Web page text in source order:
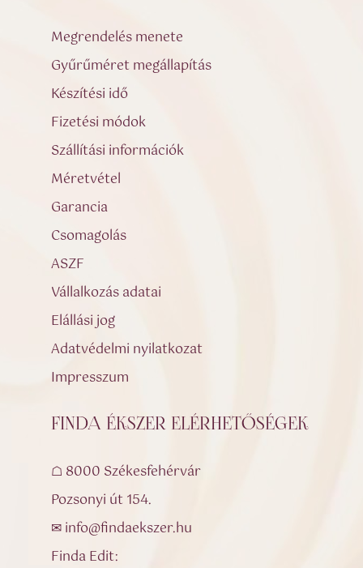
Megrendelés menete
Gyűrűméret megállapítás
Készítési idő
Fizetési módok
Szállítási információk
Méretvétel
Garancia
Csomagolás
ASZF
Vállalkozás adatai
Elállási jog
Adatvédelmi nyilatkozat
Impresszum
FINDA ÉKSZER ELÉRHETŐSÉGEK
☖ 8000 Székesfehérvár
Pozsonyi út 154.
✉ info@findaekszer.hu
Finda Edit: